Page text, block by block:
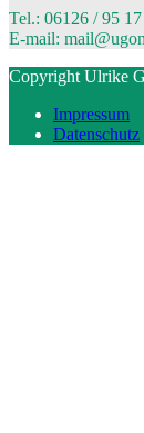
Tel.: 06126 / 95
E-mail:
Copyright Ulrike
Impressum
Datenschutz